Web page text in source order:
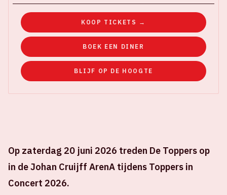
Op zaterdag 20 juni 2026 treden De Toppers op
in de Johan Cruijff ArenA tijdens Toppers in
Concert 2026.
KOOP TICKETS →
BOEK EEN DINER
BLIJF OP DE HOOGTE